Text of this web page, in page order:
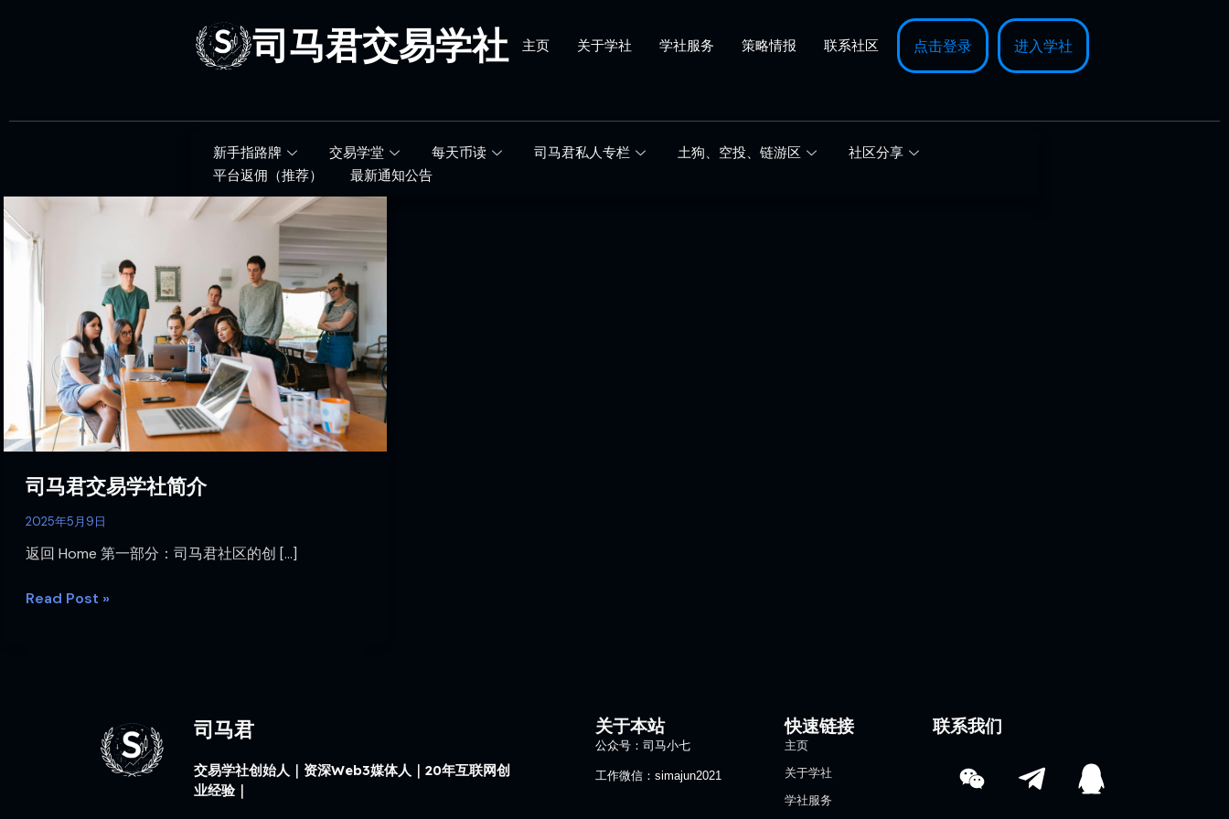
司马君交易学社 主页 关于学社 学社服务 策略情报 联系社区 点击登录 进入学社
新手指路牌 交易学堂 每天币读 司马君私人专栏 土狗、空投、链游区
社区分享
平台返佣（推荐）
最新通知公告
司马君交易学社简介
2025年5月9日
返回 Home 第一部分：司马君社区的创 […]
马
君
易
简
介
Read Post »
司马君
交易学社创始人｜资深Web3媒体人｜20年互联网创
业经验｜
关于本站
公众号：司马小七
工作微信：simajun2021
快速链接
主页
关于学社
学社服务
联系我们